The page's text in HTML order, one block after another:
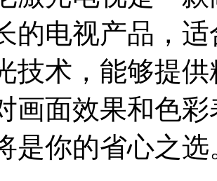
的电视产品，
技术，能够提
画面效果和色
是你的省心之选